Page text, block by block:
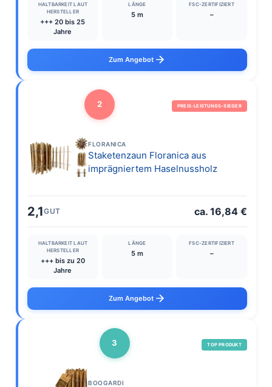
HALTBARKEIT LAUT
HERSTELLER
+++ 20 bis 25
Jahre
LÄNGE
5 m
FSC-ZERTIFIZIERT
–
Zum Angebot
2 PREIS-LEISTUNGS-SIEGER
FLORANICA
Staketenzaun Floranica aus
imprägniertem Haselnussholz
2,1GUT ca. 16,84 €
HALTBARKEIT LAUT
HERSTELLER
+++ bis zu 20
Jahre
LÄNGE
5 m
FSC-ZERTIFIZIERT
–
Zum Angebot
3 TOP PRODUKT
BOOGARDI